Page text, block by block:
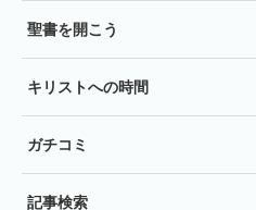
聖書を開こう
キリストへの時間
ガチコミ
記事検索